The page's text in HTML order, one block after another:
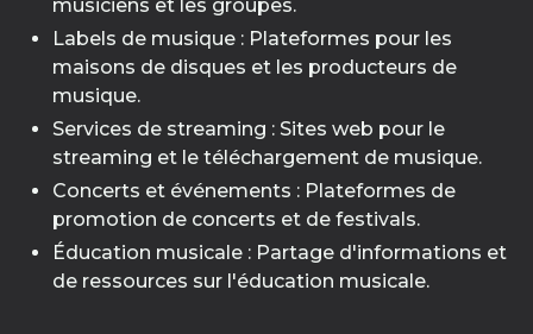
musiciens et les groupes.
Labels de musique : Plateformes pour les
maisons de disques et les producteurs de
musique.
Services de streaming : Sites web pour le
streaming et le téléchargement de musique.
Concerts et événements : Plateformes de
promotion de concerts et de festivals.
Éducation musicale : Partage d'informations et
de ressources sur l'éducation musicale.